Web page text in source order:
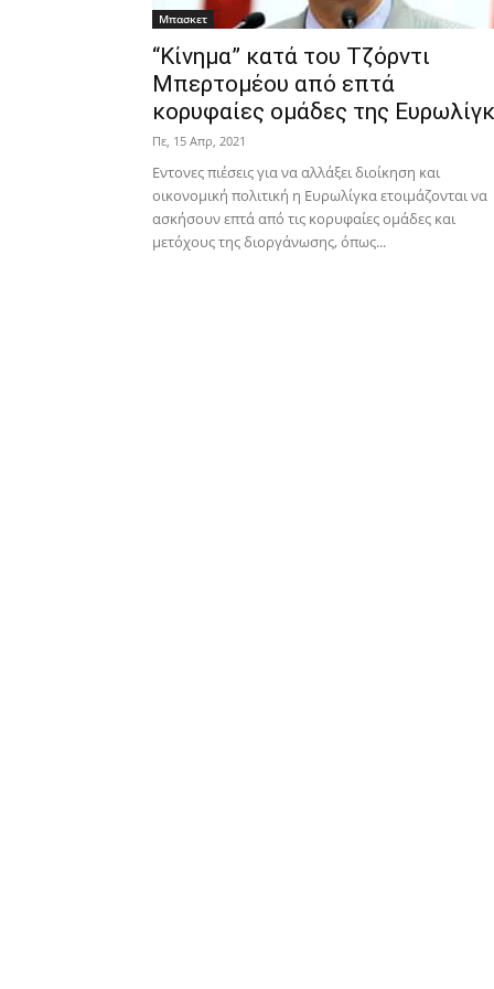
Μπασκετ
“Κίνημα” κατά του Τζόρντι
Μπερτομέου από επτά
κορυφαίες ομάδες της
Πε, 15 Απρ, 2021
Εντονες πιέσεις για να αλλάξει διοίκηση και
οικονομική πολιτική η Ευρωλίγκα ετοιμάζονται να
ασκήσουν επτά από τις κορυφαίες ομάδες και
μετόχους της διοργάνωσης, όπως...